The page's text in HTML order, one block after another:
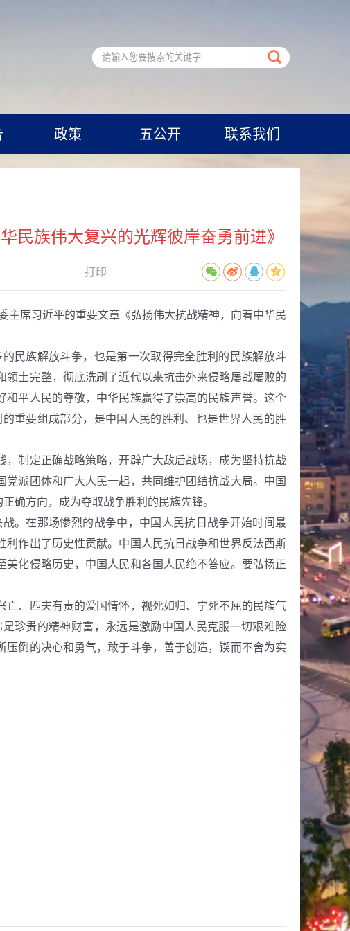
政策 五公开 联系我们
民族伟大复兴的光辉彼岸奋勇前进》
打印
席习近平的重要文章《弘扬伟大抗战精神，向着中华民
族解放斗争，也是第一次取得完全胜利的民族解放斗
土完整，彻底洗刷了近代以来抗击外来侵略屡战屡败的
平人民的尊敬，中华民族赢得了崇高的民族声誉。这个
重要组成部分，是中国人民的胜利、也是世界人民的胜
制定正确战略策略，开辟广大敌后战场，成为坚持抗战
派团体和广大人民一起，共同维护团结抗战大局。中国
确方向，成为夺取战争胜利的民族先锋。
。在那场惨烈的战争中，中国人民抗日战争开始时间最
作出了历史性贡献。中国人民抗日战争和世界反法西斯
化侵略历史，中国人民和各国人民绝不答应。要弘扬正
、匹夫有责的爱国情怀，视死如归、宁死不屈的民族气
珍贵的精神财富，永远是激励中国人民克服一切艰难险
倒的决心和勇气，敢于斗争，善于创造，锲而不舍为实